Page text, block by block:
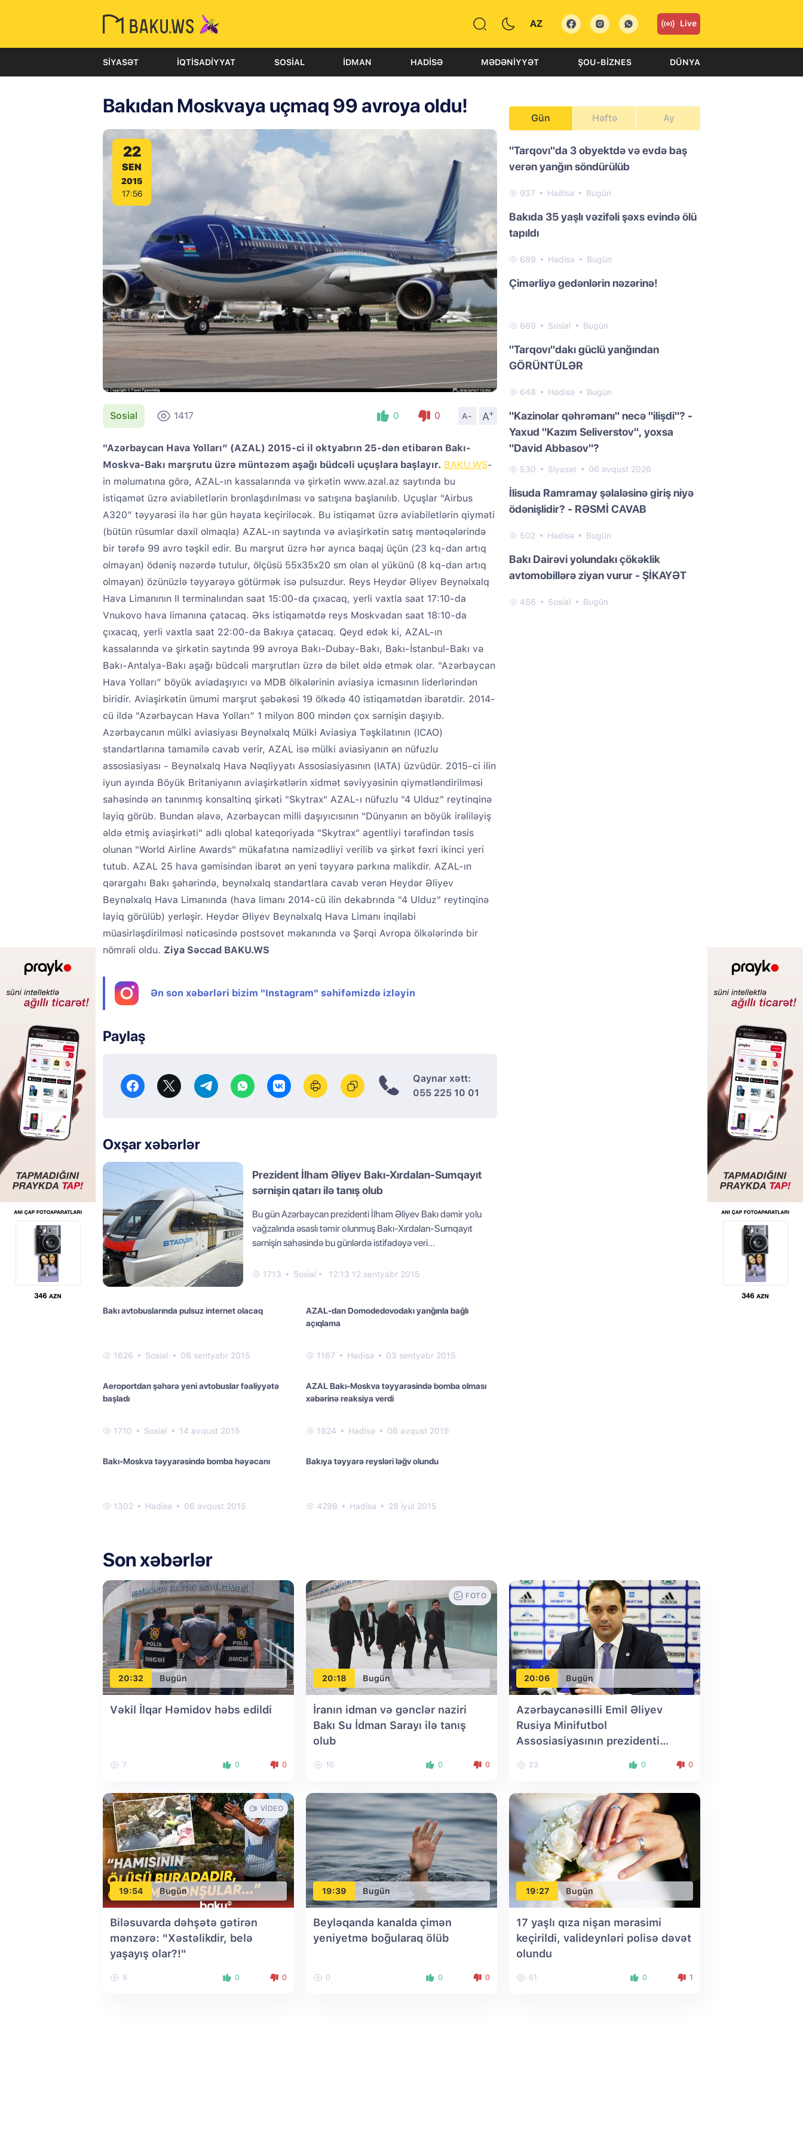
AZ Live
SIYASƏT İQTISADIYYAT SOSIAL İDMAN HADISƏ MƏDƏNIYYƏT ŞOU-BIZNES DÜNYA
Bakıdan Moskvaya uçmaq 99 avroya oldu!
22
SEN
2015
17:56
Sosial 1417 0 0 A- A
+
"Azərbaycan Hava Yolları” (AZAL) 2015-ci il oktyabrın 25-dən etibarən Bakı-
Moskva-Bakı marşrutu üzrə müntəzəm aşağı büdcəli uçuşlara başlayır. BAKU.WS-
in məlumatına görə, AZAL-ın kassalarında və şirkətin www.azal.az saytında bu
istiqamət üzrə aviabiletlərin bronlaşdırılması və satışına başlanılıb. Uçuşlar "Airbus
A320” təyyarəsi ilə hər gün həyata keçiriləcək. Bu istiqamət üzrə aviabiletlərin qiyməti
(bütün rüsumlar daxil olmaqla) AZAL-ın saytında və aviaşirkətin satış məntəqələrində
bir tərəfə 99 avro təşkil edir. Bu marşrut üzrə hər ayrıca baqaj üçün (23 kq-dan artıq
olmayan) ödəniş nəzərdə tutulur, ölçüsü 55x35x20 sm olan əl yükünü (8 kq-dan artıq
olmayan) özünüzlə təyyarəyə götürmək isə pulsuzdur. Reys Heydər Əliyev Beynəlxalq
Hava Limanının II terminalından saat 15:00-da çıxacaq, yerli vaxtla saat 17:10-da
Vnukovo hava limanına çatacaq. Əks istiqamətdə reys Moskvadan saat 18:10-da
çıxacaq, yerli vaxtla saat 22:00-da Bakıya çatacaq. Qeyd edək ki, AZAL-ın
kassalarında və şirkətin saytında 99 avroya Bakı-Dubay-Bakı, Bakı-İstanbul-Bakı və
Bakı-Antalya-Bakı aşağı büdcəli marşrutları üzrə də bilet əldə etmək olar. "Azərbaycan
Hava Yolları” böyük aviadaşıyıcı və MDB ölkələrinin aviasiya icmasının liderlərindən
biridir. Aviaşirkətin ümumi marşrut şəbəkəsi 19 ölkədə 40 istiqamətdən ibarətdir. 2014-
cü ildə "Azərbaycan Hava Yolları” 1 milyon 800 mindən çox sərnişin daşıyıb.
Azərbaycanın mülki aviasiyası Beynəlxalq Mülki Aviasiya Təşkilatının (ICAO)
standartlarına tamamilə cavab verir, AZAL isə mülki aviasiyanın ən nüfuzlu
assosiasiyası - Beynəlxalq Hava Nəqliyyatı Assosiasiyasının (IATA) üzvüdür. 2015-ci ilin
iyun ayında Böyük Britaniyanın aviaşirkətlərin xidmət səviyyəsinin qiymətləndirilməsi
sahəsində ən tanınmış konsaltinq şirkəti "Skytrax" AZAL-ı nüfuzlu "4 Ulduz" reytinqinə
layiq görüb. Bundan əlavə, Azərbaycan milli daşıyıcısının "Dünyanın ən böyük irəliləyiş
əldə etmiş aviaşirkəti" adlı qlobal kateqoriyada "Skytrax" agentliyi tərəfindən təsis
olunan "World Airline Awards" mükafatına namizədliyi verilib və şirkət fəxri ikinci yeri
tutub. AZAL 25 hava gəmisindən ibarət ən yeni təyyarə parkına malikdir. AZAL-ın
qərargahı Bakı şəhərində, beynəlxalq standartlara cavab verən Heydər Əliyev
Beynəlxalq Hava Limanında (hava limanı 2014-cü ilin dekabrında "4 Ulduz" reytinqinə
layiq görülüb) yerləşir. Heydər Əliyev Beynəlxalq Hava Limanı inqilabi
müasirləşdirilməsi nəticəsində postsovet məkanında və Şərqi Avropa ölkələrində bir
nömrəli oldu. Ziya Səccad BAKU.WS
Ən son xəbərləri bizim "Instagram" səhifəmizdə izləyin
Paylaş
Qaynar xətt:
055 225 10 01
Oxşar xəbərlər
Prezident İlham Əliyev Bakı-Xırdalan-Sumqayıt
sərnişin qatarı ilə tanış olub
Bu gün Azərbaycan prezidenti İlham Əliyev Bakı dəmir yolu
vağzalında əsaslı təmir olunmuş Bakı-Xırdalan-Sumqayıt
sərnişin sahəsində bu günlərdə istifadəyə veri...
1713 Sosial 12:13 12 sentyabr 2015
Bakı avtobuslarında pulsuz internet olacaq
1626 Sosial 06 sentyabr 2015
AZAL-dan Domodedovodakı yanğınla bağlı
açıqlama
1167 Hadisə 03 sentyabr 2015
Aeroportdan şəhərə yeni avtobuslar fəaliyyətə
başladı
1710 Sosial 14 avqust 2015
AZAL Bakı-Moskva təyyarəsində bomba olması
xəbərinə reaksiya verdi
1824 Hadisə 06 avqust 2015
Bakı-Moskva təyyarəsində bomba həyəcanı
1302 Hadisə 06 avqust 2015
Bakıya təyyarə reysləri ləğv olundu
4298 Hadisə 28 iyul 2015
Gün Həftə Ay
"Tarqovı"da 3 obyektdə və evdə baş
verən yanğın söndürülüb
937 Hadisə Bugün
Bakıda 35 yaşlı vəzifəli şəxs evində ölü
tapıldı
689 Hadisə Bugün
Çimərliyə gedənlərin nəzərinə!
669 Sosial Bugün
"Tarqovı"dakı güclü yanğından
GÖRÜNTÜLƏR
648 Hadisə Bugün
"Kazinolar qəhrəmanı" necə "ilişdi"? -
Yaxud "Kazım Seliverstov", yoxsa
"David Abbasov"?
530 Siyasət 06 avqust 2026
İlisuda Ramramay şəlaləsinə giriş niyə
ödənişlidir? - RƏSMİ CAVAB
502 Hadisə Bugün
Bakı Dairəvi yolundakı çökəklik
avtomobillərə ziyan vurur - ŞİKAYƏT
456 Sosial Bugün
Son xəbərlər
20:32 Bugün
Vəkil İlqar Həmidov həbs edildi
7 0 0
20:18 Bugün
FOTO
İranın idman və gənclər naziri
Bakı Su İdman Sarayı ilə tanış
olub
10 0 0
20:06 Bugün
Azərbaycanəsilli Emil Əliyev
Rusiya Minifutbol
Assosiasiyasının prezidenti
23 0 0
19:54 Bugün
VIDEO
Biləsuvarda dəhşətə gətirən
mənzərə: "Xəstəlikdir, belə
yaşayış olar?!"
5 0 0
19:39 Bugün
Beyləqanda kanalda çimən
yeniyetmə boğularaq ölüb
0 0 0
19:27 Bugün
17 yaşlı qıza nişan mərasimi
keçirildi, valideynləri polisə dəvət
olundu
51 0 1